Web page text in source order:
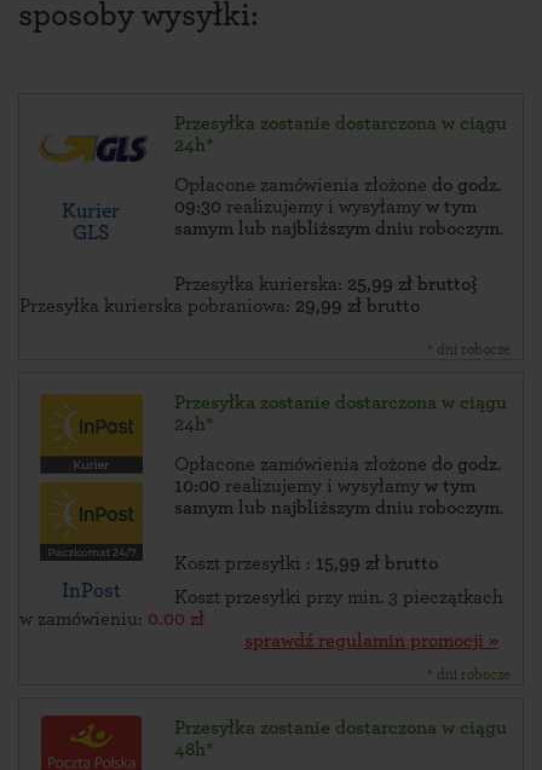
sposoby wysyłki:
Kurier
GLS
Przesyłka zostanie dostarczona w ciągu
24h*
Opłacone zamówienia złożone do godz.
09:30 realizujemy i wysyłamy w tym
samym lub najbliższym dniu roboczym.
Przesyłka kurierska: 25,99 zł brutto}
Przesyłka kurierska pobraniowa: 29,99 zł brutto
* dni robocze
InPost
Przesyłka zostanie dostarczona w ciągu
24h*
Opłacone zamówienia złożone do godz.
10:00 realizujemy i wysyłamy w tym
samym lub najbliższym dniu roboczym.
Koszt przesyłki : 15,99 zł brutto
Koszt przesyłki przy min. 3 pieczątkach
w zamówieniu: 0.00 zł
sprawdź regulamin promocji »
* dni robocze
Przesyłka zostanie dostarczona w ciągu
48h*